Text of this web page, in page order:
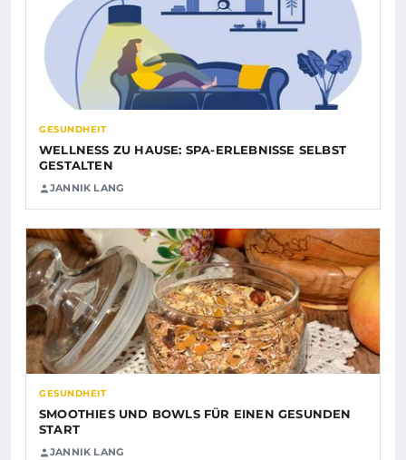
GESUNDHEIT
WELLNESS ZU HAUSE: SPA-ERLEBNISSE SELBST
GESTALTEN
JANNIK LANG
GESUNDHEIT
SMOOTHIES UND BOWLS FÜR EINEN GESUNDEN
START
JANNIK LANG